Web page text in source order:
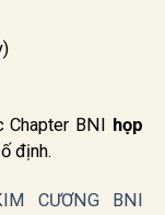
Chapter BNI họp
định.
CƯƠNG BNI